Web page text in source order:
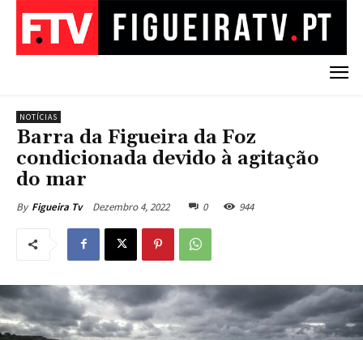
NOTÍCIAS
Barra da Figueira da Foz
condicionada devido à agitação
do mar
By Figueira Tv Dezembro 4, 2022 0 944